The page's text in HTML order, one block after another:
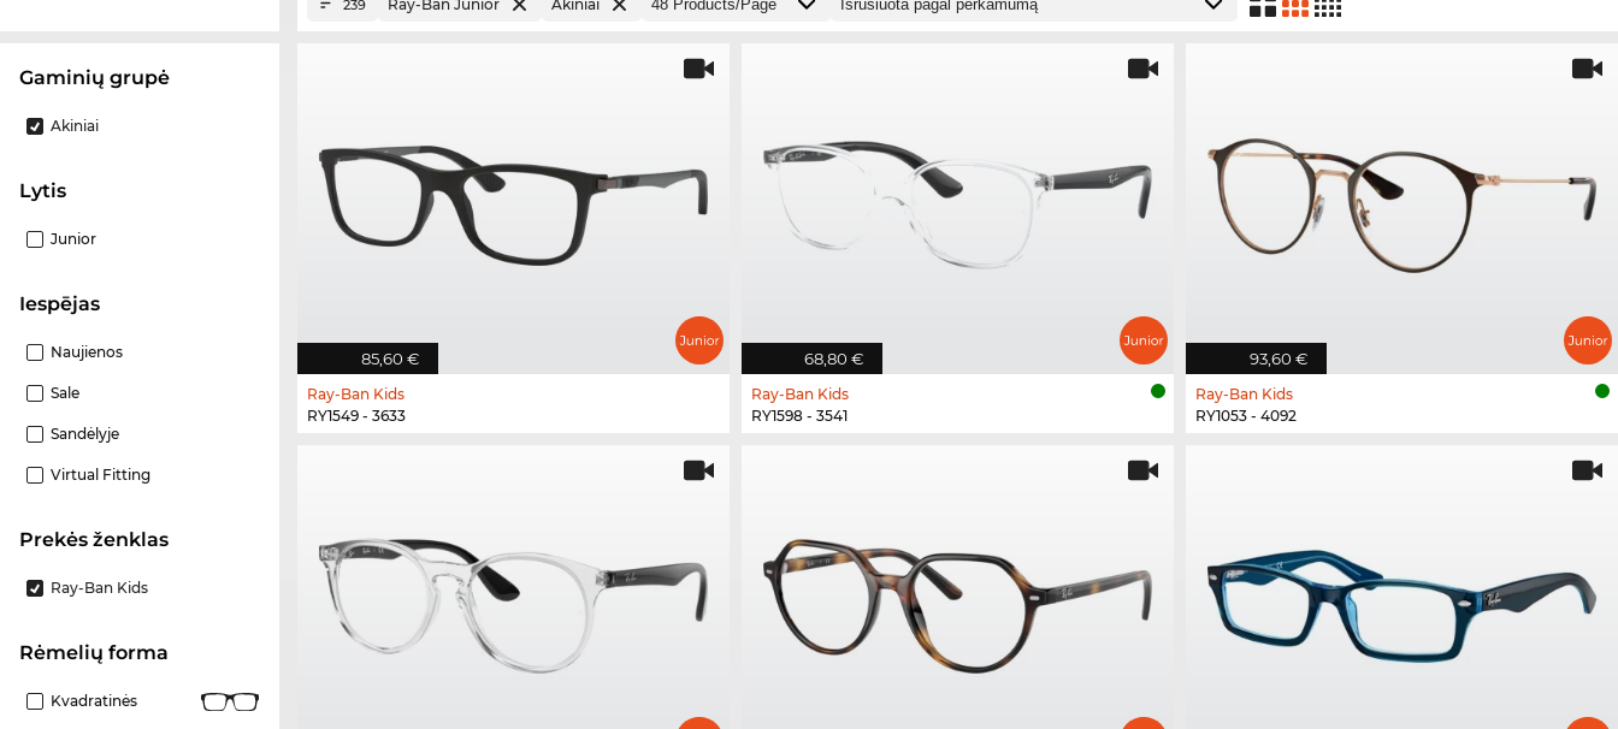
Gaminių grupė
Akiniai
Lytis
Junior
Iespējas
Naujienos
Sale
Sandėlyje
Virtual Fitting
Prekės ženklas
Ray-Ban Kids
Rėmelių forma
Kvadratinės
239 Ray-Ban Junior Akiniai
85,60 €
Ray-Ban Kids
RY1549 - 3633
68,80 €
Ray-Ban Kids
RY1598 - 3541
93,60 €
Ray-Ban Kids
RY1053 - 4092